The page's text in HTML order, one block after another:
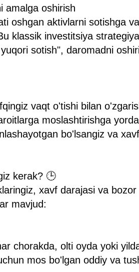
amalga oshirish
oshgan aktivlarni sotishga va
klassik investitsiya
sotish", daromadni
vaqt o'tishi bilan
moslashtirishga
bo'lsangiz va
kerak? 🕒
xavf darajasi va bozor
mavjud:
chorakda, olti oyda yoki
mos bo'lgan oddiy va